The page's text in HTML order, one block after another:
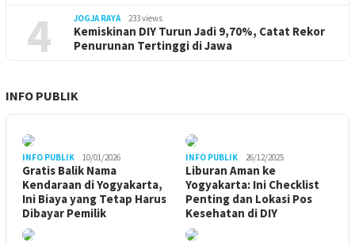
4 JOGJA RAYA 233 views
Kemiskinan DIY Turun Jadi 9,70%, Catat Rekor
Penurunan Tertinggi di Jawa
INFO PUBLIK
INFO PUBLIK 10/01/2026
Gratis Balik Nama
Kendaraan di Yogyakarta,
Ini Biaya yang Tetap Harus
Dibayar Pemilik
INFO PUBLIK 26/12/2025
Liburan Aman ke
Yogyakarta: Ini Checklist
Penting dan Lokasi Pos
Kesehatan di DIY